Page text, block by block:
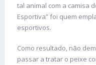
tal animal com a camisa
Esportiva” foi quem
esportivos.
Como resultado, não
passar a tratar o peixe